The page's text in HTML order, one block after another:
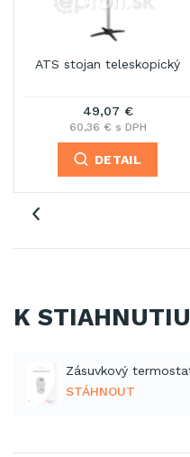
ATS stojan teleskopický
49,07 €
60,36 € s DPH
DETAIL
K STIAHNUTIU
STÁHNOUT